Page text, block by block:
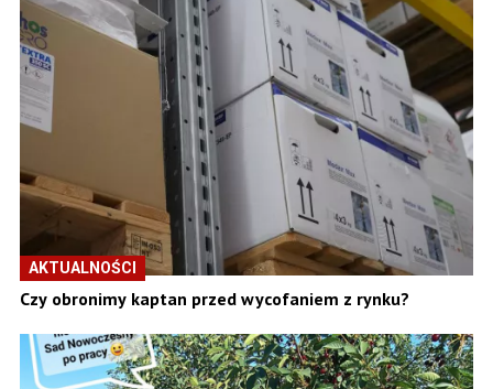
AKTUALNOŚCI
Czy obronimy kaptan przed wycofaniem z rynku?